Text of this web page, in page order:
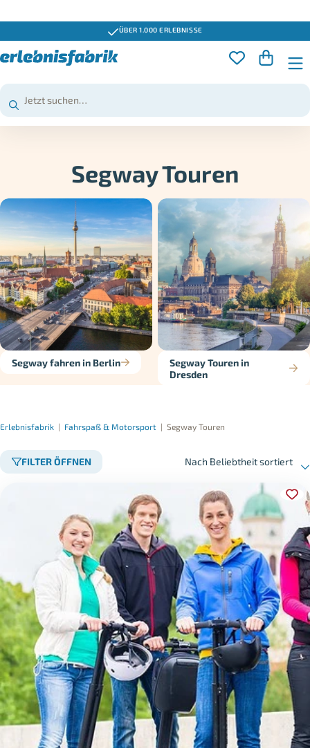
GUTSCHEINE 3 JAHRE GÜLTIG
Segway Touren
Segway fahren in Berlin
Segway Touren in
Dresden
Erlebnisfabrik | Fahrspaß & Motorsport | Segway Touren
FILTER ÖFFNEN Nach Beliebtheit sortiert